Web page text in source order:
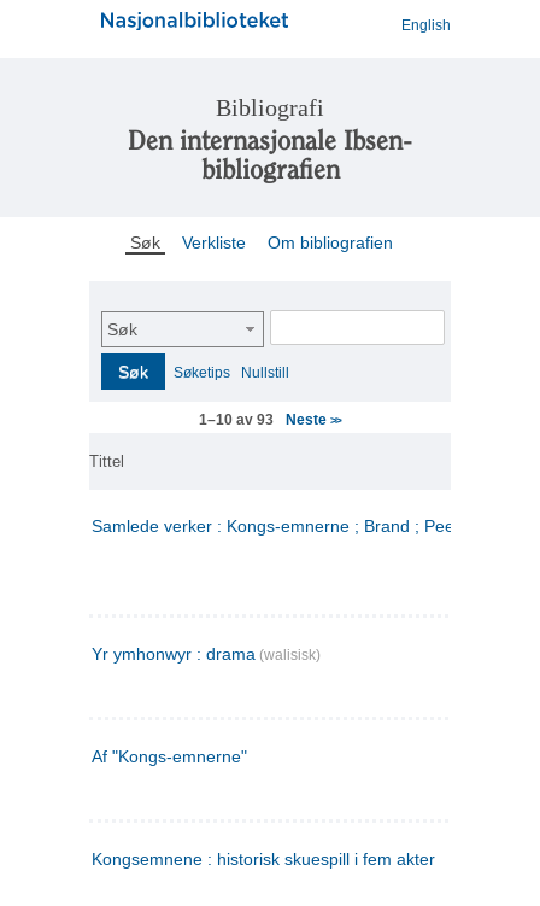
English
Bibliografi
Den internasjonale Ibsen-
bibliografien
Søk Verkliste Om bibliografien
Søk
Søk Søketips Nullstill
1–10 av 93 Neste>>
Tittel
Samlede verker : Kongs-emnerne ; Brand ; Peer Gynt. 2
Yr ymhonwyr : drama (walisisk)
Af "Kongs-emnerne"
Kongsemnene : historisk skuespill i fem akter